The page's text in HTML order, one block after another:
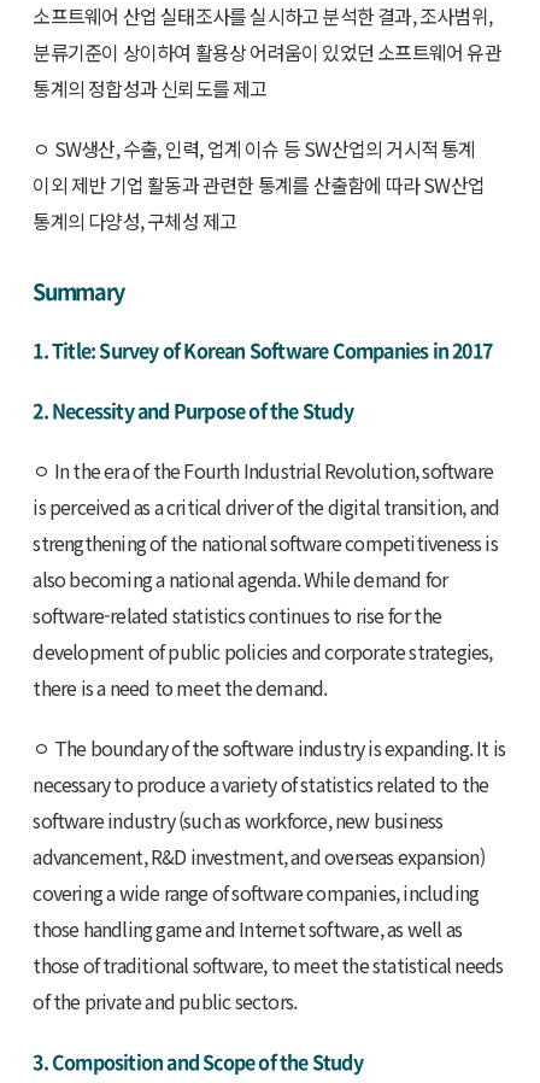
소프트웨어 산업 실태조사를 실시하고 분석한 결과, 조사범위,
분류기준이 상이하여 활용상 어려움이 있었던 소프트웨어 유관
통계의 정합성과 신뢰도를 제고
ㅇ SW생산, 수출, 인력, 업계 이슈 등 SW산업의 거시적 통계
이외 제반 기업 활동과 관련한 통계를 산출함에 따라 SW산업
통계의 다양성, 구체성 제고
Summary
1. Title: Survey of Korean Software Companies in 2017
2. Necessity and Purpose of the Study
ㅇ In the era of the Fourth Industrial Revolution, software
is perceived as a critical driver of the digital transition, and
strengthening of the national software competitiveness is
also becoming a national agenda. While demand for
software-related statistics continues to rise for the
development of public policies and corporate strategies,
there is a need to meet the demand.
ㅇ The boundary of the software industry is expanding. It is
necessary to produce a variety of statistics related to the
software industry (such as workforce, new business
advancement, R&D investment, and overseas expansion)
covering a wide range of software companies, including
those handling game and Internet software, as well as
those of traditional software, to meet the statistical needs
of the private and public sectors.
3. Composition and Scope of the Study